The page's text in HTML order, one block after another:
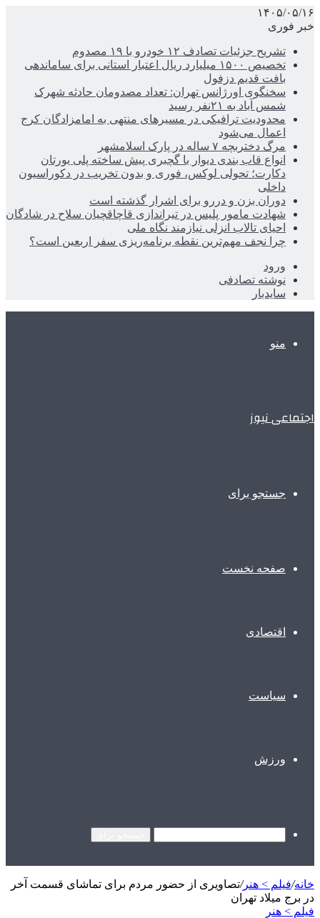
۱۴۰۵/۰۵/۱۶
خبر فوری
تشریح جزئیات تصادف ۱۲ خودرو با ۱۹ مصدوم
تخصیص ۱۵۰۰ میلیارد ریال اعتبار استانی برای ساماندهی
بافت قدیم دزفول
سخنگوی اورژانس تهران: تعداد مصدومان حادثه شهرک
شمس آباد به ۲۱نفر رسید
محدودیت ترافیکی در مسیرهای منتهی به امامزادگان کرج
اعمال می‌شود
مرگ دختربچه ۷ ساله در پارک اسلامشهر
انواع قاب بندی دیوار با گچبری پیش ساخته پلی یورتان
دکارت؛ تحولی لوکس، فوری و بدون تخریب در دکوراسیون
داخلی
دوران بزن و دررو برای اشرار گذشته است
شهادت مامور پلیس در تیراندازی قاچاقچیان سلاح در شادگان
احیای تالاب انزلی نیازمند نگاه ملی
چرا نجف مهم‌ترین نقطه برنامه‌ریزی سفر اربعین است؟
ورود
نوشته تصادفی
سایدبار
منو
اجتماعی نیوز
جستجو برای
صفحه نخست
اقتصادی
سیاست
ورزش
خانه/فیلم > هنر/تصاویری از حضور مردم برای تماشای قسمت آخر
در برج میلاد تهران
فیلم > هنر